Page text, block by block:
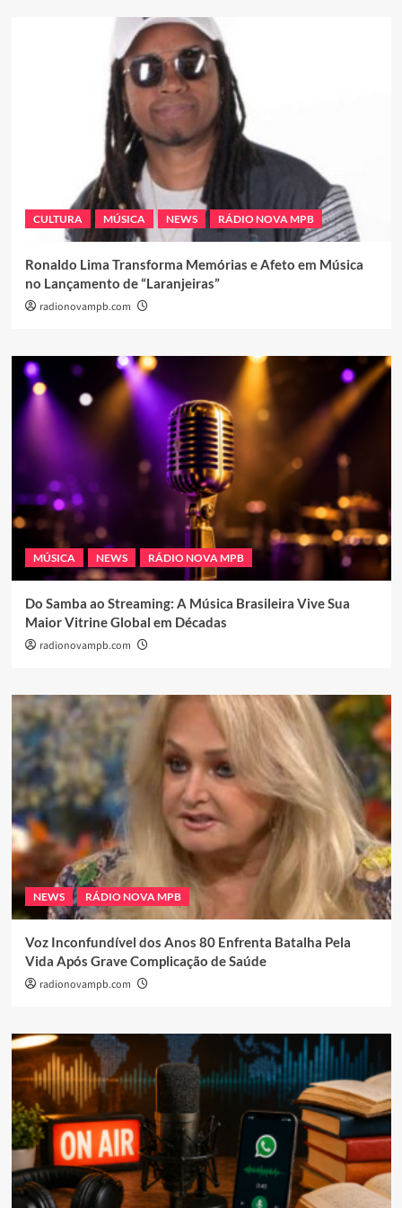
CULTURA MÚSICA NEWS RÁDIO NOVA MPB
Ronaldo Lima Transforma Memórias e Afeto em Música
no Lançamento de “Laranjeiras”
radionovampb.com
MÚSICA NEWS RÁDIO NOVA MPB
Do Samba ao Streaming: A Música Brasileira Vive Sua
Maior Vitrine Global em Décadas
radionovampb.com
NEWS RÁDIO NOVA MPB
Voz Inconfundível dos Anos 80 Enfrenta Batalha Pela
Vida Após Grave Complicação de Saúde
radionovampb.com